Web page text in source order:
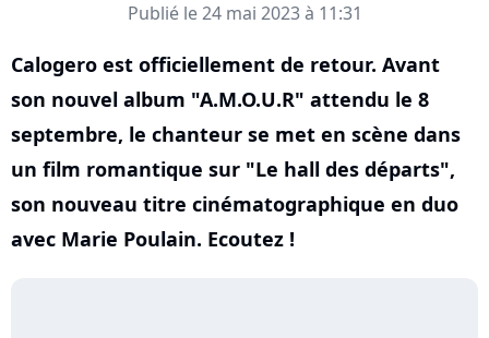
Publié le 24 mai 2023 à 11:31
Calogero est officiellement de retour. Avant
son nouvel album "A.M.O.U.R" attendu le 8
septembre, le chanteur se met en scène dans
un film romantique sur "Le hall des départs",
son nouveau titre cinématographique en duo
avec Marie Poulain. Ecoutez !